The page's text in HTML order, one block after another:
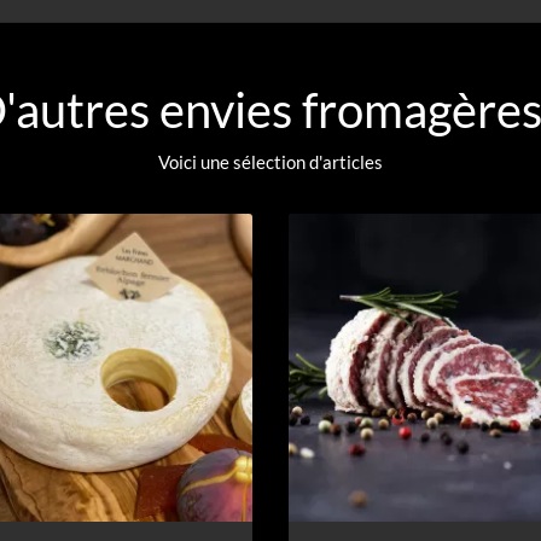
envies
Voici une sélection d'articles